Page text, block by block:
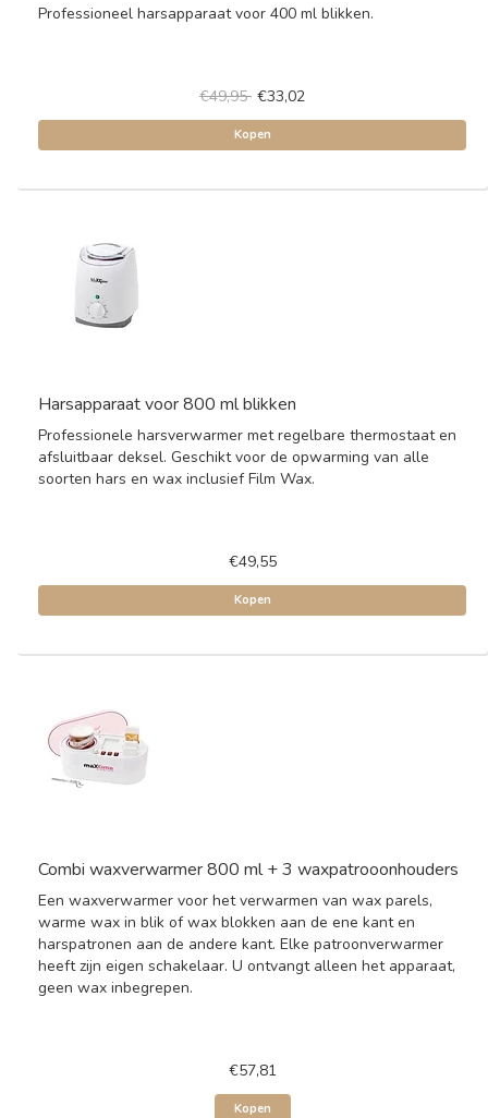
Professioneel harsapparaat voor 400 ml blikken.
€49,95 €33,02
Kopen
Harsapparaat voor 800 ml blikken
Professionele harsverwarmer met regelbare thermostaat en
afsluitbaar deksel. Geschikt voor de opwarming van alle
soorten hars en wax inclusief Film Wax.
€49,55
Kopen
Combi waxverwarmer 800 ml + 3 waxpatrooonhouders
Een waxverwarmer voor het verwarmen van wax parels,
warme wax in blik of wax blokken aan de ene kant en
harspatronen aan de andere kant. Elke patroonverwarmer
heeft zijn eigen schakelaar. U ontvangt alleen het apparaat,
geen wax inbegrepen.
€57,81
Kopen